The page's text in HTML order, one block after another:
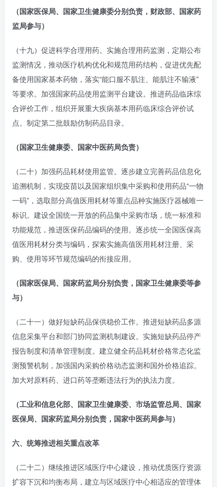
（国家医保局、国家卫生健康委分别负责，财政部、国家药
监局参与）
（十九）促进科学合理用药。实施合理用药监测，定期公布
监测情况，推动医疗机构优化和规范用药结构，促进优先配
备使用国家基本药物，落实“能口服不肌注、能肌注不输液”
等要求。加强国家药品使用监测平台建设。推进药品临床综
合评价工作，组织开展重大疾病基本用药临床综合评价试
点。制定第二批鼓励仿制药品目录。
（国家卫生健康委、国家中医药局负责）
（二十）加强药品耗材使用监管。逐步建立完善药品信息化
追溯机制，实现疫苗以及国家组织集中采购和使用药品“一物
一码”，选取部分高值医用耗材等重点品种实施医疗器械唯一
标识。建设全国统一开放的药品集中采购市场，统一标准和
功能规范，推进医保药品编码的使用。逐步统一全国医保高
值医用耗材分类与编码，探索实施高值医用耗材注册、采
购、使用等环节规范编码的衔接应用。
（国家医保局、国家药监局分别负责，国家卫生健康委等参
与）
（二十一）做好短缺药品保供稳价工作。推进短缺药品多源
信息采集平台和部门协同监测机制建设。实施短缺药品停产
报告制度和清单管理制度。建立健全药品耗材价格常态化监
测预警机制，加强国内采购价格动态监测和国外价格追踪。
加大对原料药、进口药等垄断违法行为的执法力度。
（工业和信息化部、国家卫生健康委、市场监管总局、国家
医保局、国家药监局分别负责，国家中医药局参与）
六、统筹推进相关重点改革
（二十二）继续推进区域医疗中心建设，推动优质医疗资源
扩容下沉和均衡布局，建立与区域医疗中心相适应的管理体